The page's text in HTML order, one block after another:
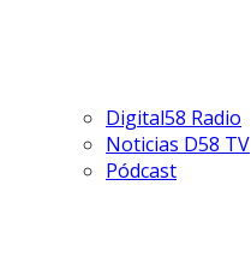
Digital58 Radio
Noticias D58 TV
Pódcast